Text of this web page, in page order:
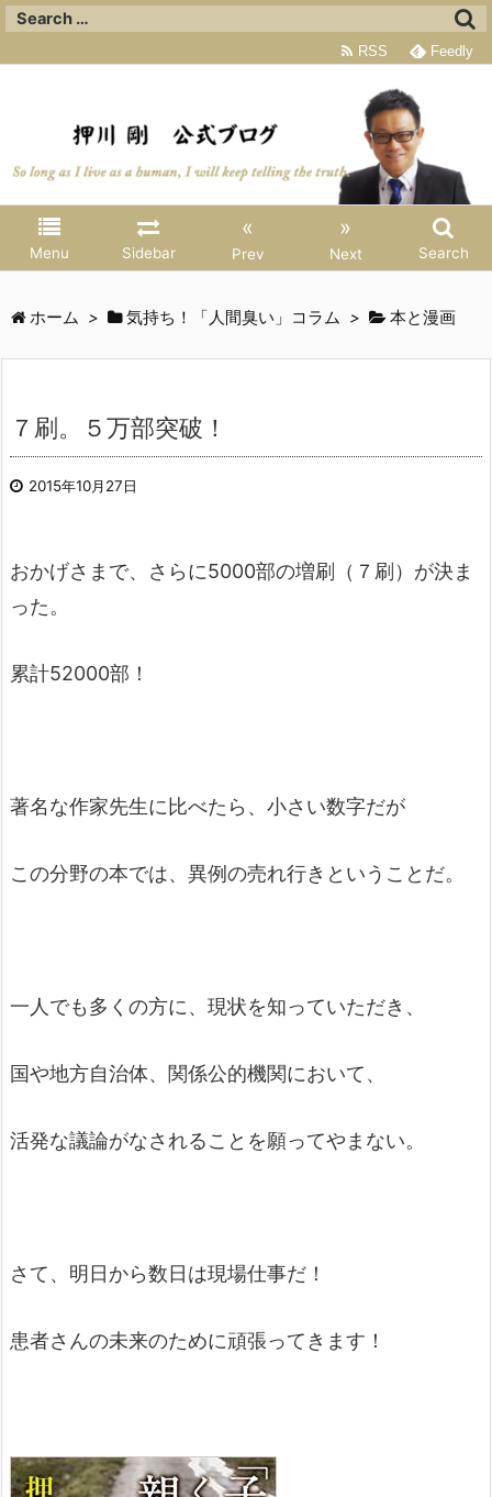
Menu Sidebar
«
Prev
»
Next Search
RSS Feedly
ホーム > 気持ち！「人間臭い」コラム > 本と漫画
７刷。５万部突破！
2015年10月27日
おかげさまで、さらに5000部の増刷（７刷）が決ま
った。
累計52000部！
著名な作家先生に比べたら、小さい数字だが
この分野の本では、異例の売れ行きということだ。
一人でも多くの方に、現状を知っていただき、
国や地方自治体、関係公的機関において、
活発な議論がなされることを願ってやまない。
さて、明日から数日は現場仕事だ！
患者さんの未来のために頑張ってきます！